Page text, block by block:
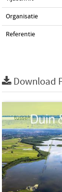
Organisatie
Referentie
Download